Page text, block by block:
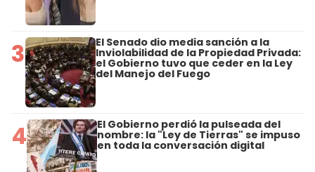
3 El Senado dio media sanción a la
Inviolabilidad de la Propiedad Privada:
el Gobierno tuvo que ceder en la Ley
del Manejo del Fuego
4 El Gobierno perdió la pulseada del
nombre: la "Ley de Tierras" se impuso
en toda la conversación digital